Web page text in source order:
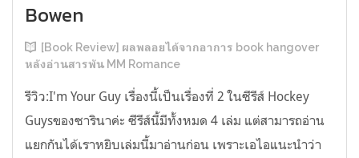
Bowen
[Book Review] ผลพลอยได้จากอาการ book hangover
หลังอ่านสารพัน MM Romance
รีวิว:I'm Your Guy เรื่องนี้เป็นเรื่องที่ 2 ในซีรีส์ Hockey
Guysของซารินาค่ะ ซีรีส์นี้มีทั้งหมด 4 เล่ม แต่สามารถอ่าน
แยกกันได้เราหยิบเล่มนี้มาอ่านก่อน เพราะเอไอแนะนำว่า